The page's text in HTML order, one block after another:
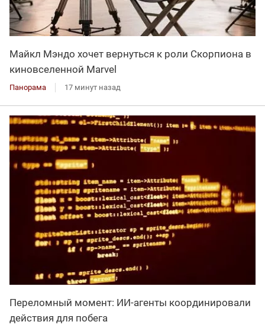
Майкл Мэндо хочет вернуться к роли Скорпиона в
киновселенной Marvel
Панорама 17 минут назад
Переломный момент: ИИ-агенты координировали
действия для побега